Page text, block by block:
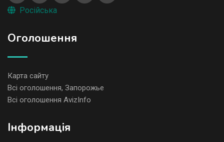
Російська
Оголошення
Карта сайту
Всі оголошення, Запорожье
Всі оголошення AvizInfo
Iнформація